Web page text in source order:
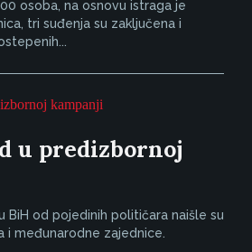
osoba, na osnovu istraga je
tri suđenja su zaključena i
u predizbornoj
BiH od pojedinih političara naišle su
i međunarodne zajednice.